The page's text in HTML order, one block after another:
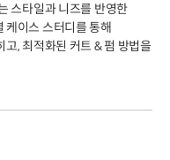
스타일과 니즈를 반영한
케이스 스터디를 통해
, 최적화된 커트 & 펌 방법을